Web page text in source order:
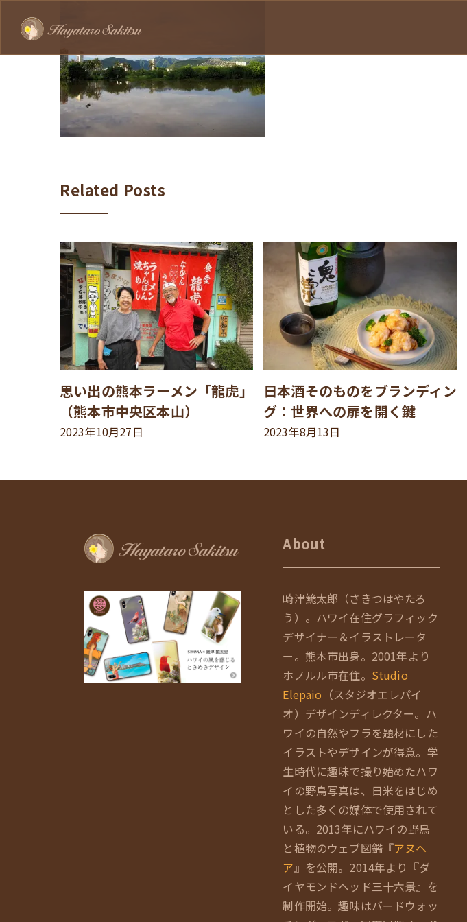
Related Posts
思い出の熊本ラーメン「龍虎」
（熊本市中央区本山）
2023年10月27日
日本酒そのものをブランディン
グ：世界への扉を開く鍵
2023年8月13日
About
崎津鮠太郎（さきつはやたろ
う）。ハワイ在住グラフィック
デザイナー＆イラストレータ
ー。熊本市出身。2001年より
ホノルル市在住。 Studio
Elepaio （スタジオエレパイ
オ）デザインディレクター。ハ
ワイの自然やフラを題材にした
イラストやデザインが得意。学
生時代に趣味で撮り始めたハワ
イの野鳥写真は、日米をはじめ
とした多くの媒体で使用されて
いる。2013年にハワイの野鳥
と植物のウェブ図鑑『アヌヘ
ア』を公開。2014年より『ダ
イヤモンドヘッド三十六景』を
制作開始。趣味はバードウォッ